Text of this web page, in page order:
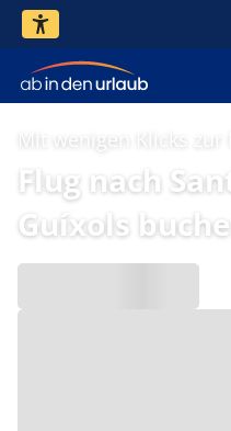
Mit wenigen Klicks zur
Flug nach
Guíxols